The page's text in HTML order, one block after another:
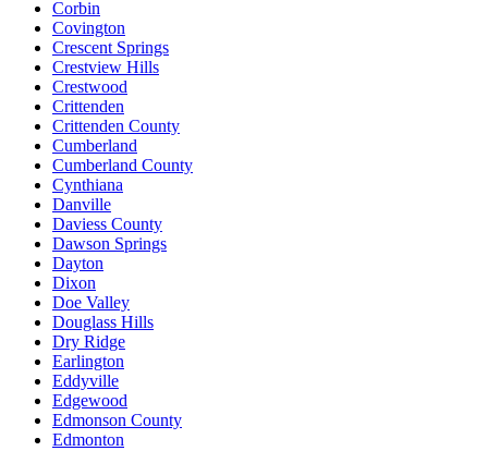
Corbin
Covington
Crescent Springs
Crestview Hills
Crestwood
Crittenden
Crittenden County
Cumberland
Cumberland County
Cynthiana
Danville
Daviess County
Dawson Springs
Dayton
Dixon
Doe Valley
Douglass Hills
Dry Ridge
Earlington
Eddyville
Edgewood
Edmonson County
Edmonton